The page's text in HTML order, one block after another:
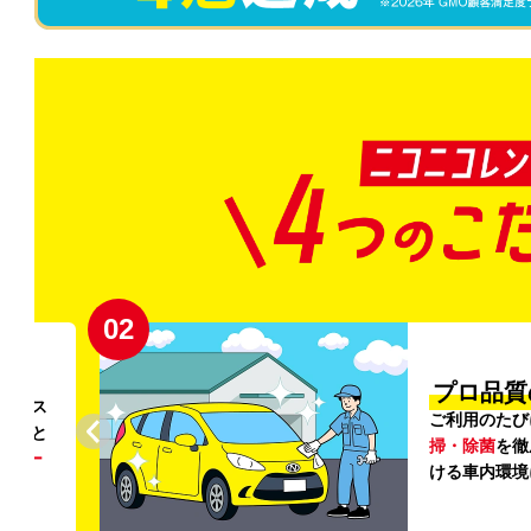
ンス
こと
リー
02
プロ品
ご利用のた
掃・除菌を
ける車内環